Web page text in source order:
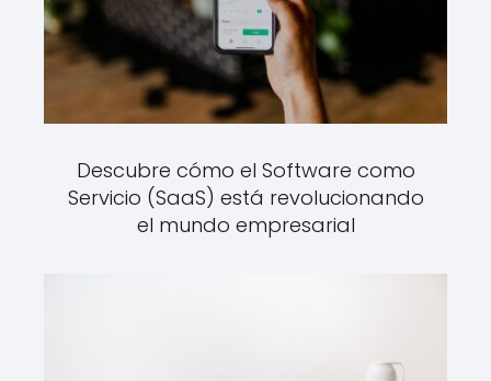
Descubre cómo el Software como
Servicio (SaaS) está revolucionando
el mundo empresarial